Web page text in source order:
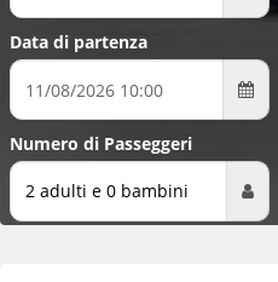
Data di partenza
Numero di Passeggeri
2 adulti e 0 bambini